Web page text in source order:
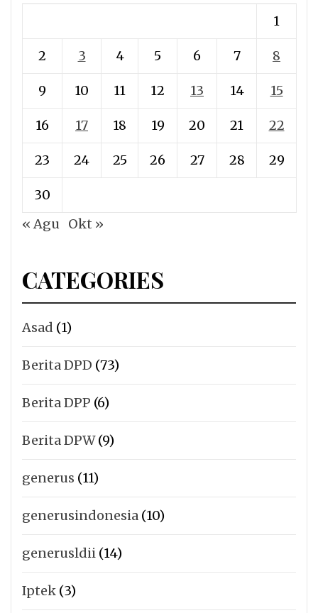
1
2 3 4 5 6 7 8
9 10 11 12 13 14 15
16 17 18 19 20 21 22
23 24 25 26 27 28 29
30
« Agu
Okt »
CATEGORIES
Asad (1)
Berita DPD (73)
Berita DPP (6)
Berita DPW(9)
generus (11)
generusindonesia (10)
generusldii (14)
Iptek (3)